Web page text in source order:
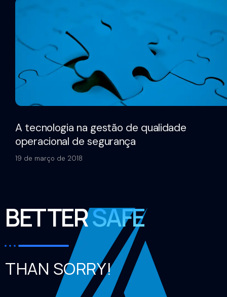
A tecnologia na gestão de qualidade
operacional de segurança
19 de março de 2018
BETTERSAFE
THAN SORRY!